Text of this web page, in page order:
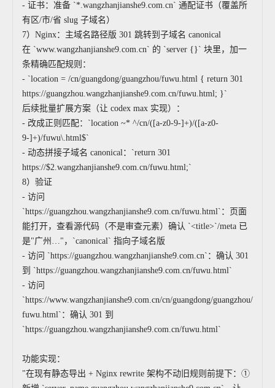
- 证书：准备 `*.wangzhanjianshe9.com.cn` 通配证书（覆盖所
有区/市/省 slug 子域名）
7）Nginx：主域名路径版 301 跳转到子域名 canonical
在 `www.wangzhanjianshe9.com.cn` 的 `server {}` 块里，加一
条精确匹配规则：
- `location = /cn/guangdong/guangzhou/fuwu.html { return 301
https://guangzhou.wangzhanjianshe9.com.cn/fuwu.html; }`
后续批量扩展方案（让 codex max 实现）：
- 改成正则匹配：`location ~* ^/cn/([a-z0-9-]+)/([a-z0-
9-]+)/fuwu\.html$`
- 动态拼接子域名 canonical：`return 301
https://$2.wangzhanjianshe9.com.cn/fuwu.html;`
8）验证
- 访问
`https://guangzhou.wangzhanjianshe9.com.cn/fuwu.html`：页面
能打开，查看源代码（不是审查元素）确认 `<title>`/meta 已
是"广州…"，`canonical` 指向子域名版
- 访问 `https://guangzhou.wangzhanjianshe9.com.cn`：确认 301
到 `https://guangzhou.wangzhanjianshe9.com.cn/fuwu.html`
- 访问
`https://www.wangzhanjianshe9.com.cn/cn/guangdong/guangzhou/
fuwu.html`：确认 301 到
`https://guangzhou.wangzhanjianshe9.com.cn/fuwu.html`
功能实现：
"在现有静态导出 + Nginx rewrite 架构不动旧规则前提下：①